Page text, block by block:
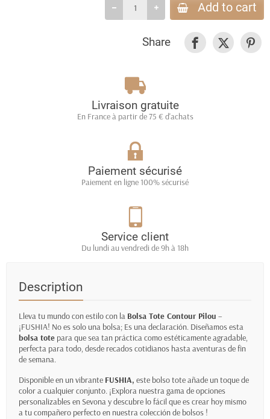
Add to cart
Share
Livraison gratuite
En France à partir de 75 € d'achats
Paiement sécurisé
Paiement en ligne 100% sécurisé
Service client
Du lundi au vendredi de 9h à 18h
Description
Lleva tu mundo con estilo con la Bolsa Tote Contour Pilou –
¡FUSHIA! No es solo una bolsa; Es una declaración. Diseñamos esta
bolsa tote para que sea tan práctica como estéticamente agradable,
perfecta para todo, desde recados cotidianos hasta aventuras de fin
de semana.
Disponible en un vibrante FUSHIA, este bolso tote añade un toque de
color a cualquier conjunto. ¡Explora nuestra gama de opciones
personalizables en Sevona y descubre lo fácil que es crear hoy mismo
a tu compañero perfecto en nuestra colecciónde bolsos !